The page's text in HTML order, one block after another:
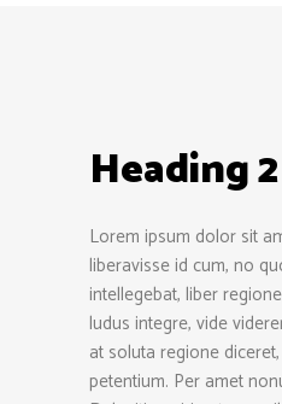
Heading 2
Lorem ipsum dolor sit
liberavisse id cum, no
intellegebat, liber
ludus integre, vide
at soluta regione
petentium. Per amet